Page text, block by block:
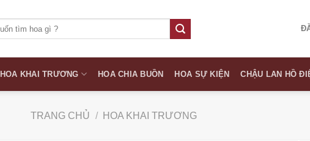
HOA KHAI TRƯƠNG HOA CHIA BUỒN HOA SỰ KIỆN CHẬU LAN HỒ
TRANG CHỦ / HOA KHAI TRƯƠNG